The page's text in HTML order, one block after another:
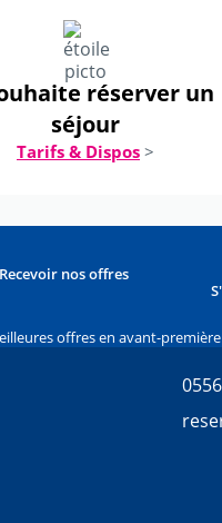
réserver un
séjour
Tarifs & Dispos >
Recevoir nos offres
offres en avant-